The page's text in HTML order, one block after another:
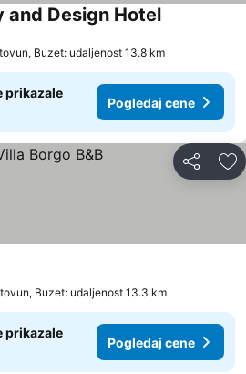
and Design HotelPogledaj
Buzet: udaljenost 13.8 km
prikazale
Pogledaj cene
Deli
cene
Buzet: udaljenost 13.3 km
prikazale
Pogledaj cene